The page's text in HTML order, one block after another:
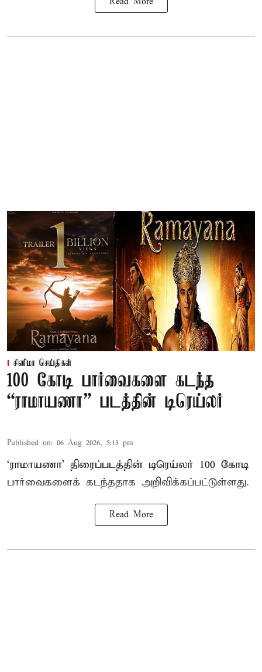
சினிமா செய்திகள்
100 கோடி பார்வைகளை கடந்த
“ராமாயணா” படத்தின் டிரெய்லர்
Published on: 06 Aug 2026, 5:13 pm
‘ராமாயணா’ திரைப்படத்தின் டிரெய்லர் 100 கோடி
பார்வைகளைக் கடந்ததாக அறிவிக்கப்பட்டுள்ளது.
Read More